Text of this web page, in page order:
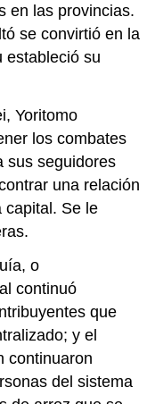
en las provincias.
se convirtió en la
estableció su
Yoritomo
los combates
sus seguidores
una relación
capital. Se le
o
continuó
que
y el
continuaron
del sistema